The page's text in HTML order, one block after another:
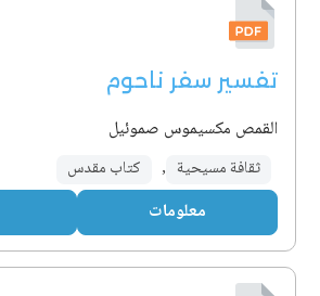
تفسير سفر ناحوم
القمص مكسيموس صموئيل
ثقافة مسيحية , كتاب مقدس
معلومات